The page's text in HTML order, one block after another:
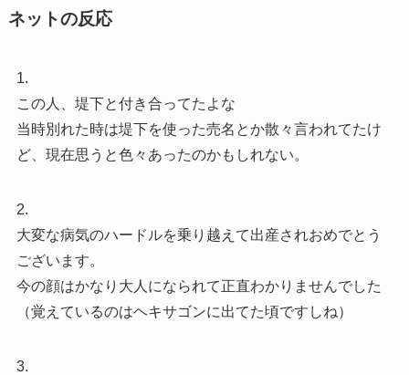
ネットの反応
1.
この人、堤下と付き合ってたよな
当時別れた時は堤下を使った売名とか散々言われてたけ
ど、現在思うと色々あったのかもしれない。
2.
大変な病気のハードルを乗り越えて出産されおめでとう
ございます。
今の顔はかなり大人になられて正直わかりませんでした
（覚えているのはヘキサゴンに出てた頃ですしね）
3.